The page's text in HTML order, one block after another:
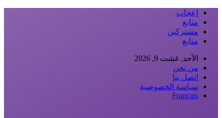
إعجاب
متابع
مشتركين
متابع
الأحد, غشت 9, 2026
من نحن
اتصل بنا
سياسة الخصوصية
Français